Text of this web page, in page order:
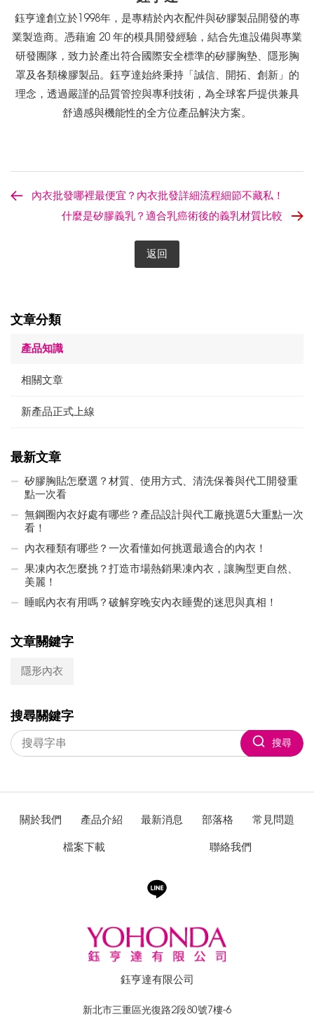
鈺亨達創立於1998年，是專精於內衣配件與矽膠製品開發的專
業製造商。憑藉逾 20 年的模具開發經驗，結合先進設備與專業
研發團隊，致力於產出符合國際安全標準的矽膠胸墊、隱形胸
罩及各類橡膠製品。鈺亨達始終秉持「誠信、開拓、創新」的
理念，透過嚴謹的品質管控與專利技術，為全球客戶提供兼具
舒適感與機能性的全方位產品解決方案。
內衣批發哪裡最便宜？內衣批發詳細流程細節不藏私！
什麼是矽膠義乳？適合乳癌術後的義乳材質比較
返回
文章分類
產品知識
相關文章
新產品正式上線
最新文章
矽膠胸貼怎麼選？材質、使用方式、清洗保養與代工開發重
點一次看
無鋼圈內衣好處有哪些？產品設計與代工廠挑選5大重點一次
看！
內衣種類有哪些？一次看懂如何挑選最適合的內衣！
果凍內衣怎麼挑？打造市場熱銷果凍內衣，讓胸型更自然、
美麗！
睡眠內衣有用嗎？破解穿晚安內衣睡覺的迷思與真相！
文章關鍵字
隱形內衣
搜尋關鍵字
搜尋
關於我們 產品介紹 最新消息 部落格 常見問題
檔案下載 聯絡我們
鈺亨達有限公司
新北市三重區光復路2段80號7樓-6